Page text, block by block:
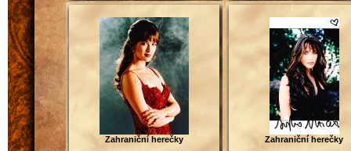
Zahraniční herečky Zahraniční herečky